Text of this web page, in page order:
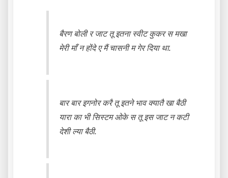
बैरण बोली र जाट तू इतना स्वीट कुकर स मखा
मेरी माँ न होंदे ए मैं चासनी म गेर दिया था.
बार बार इगनोर करै तू इतने भाव क्यातै खा बैठी
यारा का भी सिस्टम ओके स तू इस जाट न कटी
देशी ल्या बैठी.